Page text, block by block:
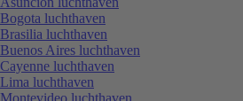
Bogota luchthaven
Brasilia luchthaven
Buenos Aires luchthaven
Cayenne luchthaven
Lima luchthaven
Montevideo luchthaven